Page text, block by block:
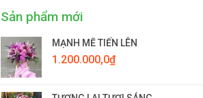
Sản phẩm mới
MẠNH MẼ TIẾN LÊN
1.200.000,0₫